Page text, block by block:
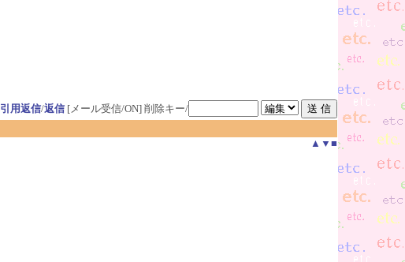
引用返信/返信 [メール受信/ON] 削除キー/
▲ ▼ ■